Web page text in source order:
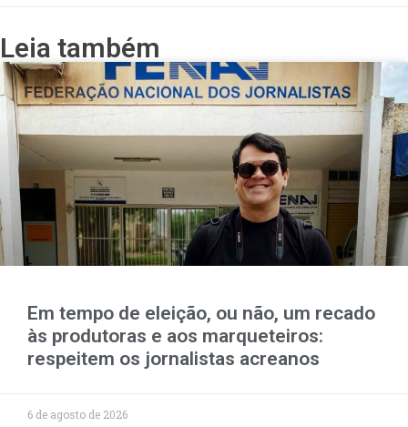
Leia também
Em tempo de eleição, ou não, um recado
às produtoras e aos marqueteiros:
respeitem os jornalistas acreanos
6 de agosto de 2026